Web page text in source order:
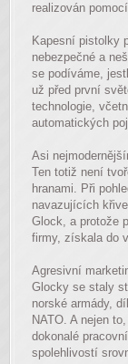
realizován
Kapesní pistolky
nebezpečné a
se podíváme,
už před první
technologie,
automatických
Asi
Ten totiž není
hranami. Při
navazujících
Glock, a protože
firmy, získala do
Agresivní
Glocky se staly
norské armády,
NATO. A nejen
dokonalé
spolehlivostí